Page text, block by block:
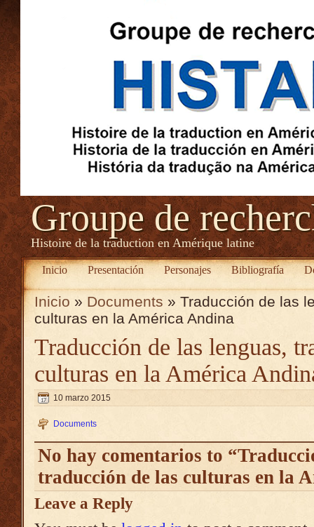
Groupe de
Histoire de la traduction en Amérique latine
Inicio Presentación Personajes Bibliografía
Inicio » Documents » Traducción de las
culturas en la América Andina
Traducción de las lenguas,
culturas en la América
10 marzo 2015
Documents
No hay comentarios to
traducción de las culturas en la
Leave a Reply